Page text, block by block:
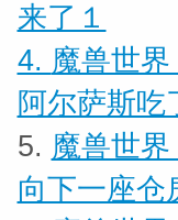
来了１
4. 魔兽世
阿尔萨斯吃
5. 魔兽世
向下一座仓